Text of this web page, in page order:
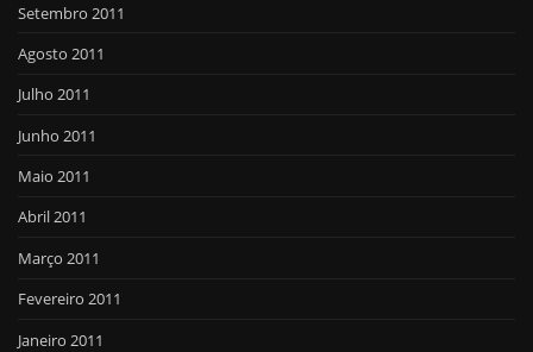
Setembro 2011
Agosto 2011
Julho 2011
Junho 2011
Maio 2011
Abril 2011
Março 2011
Fevereiro 2011
Janeiro 2011